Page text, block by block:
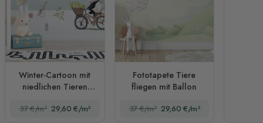
Winter-Cartoon mit
niedlichen Tieren
37 €/m² 29,60 €/m²
Fototapete Tiere
fliegen mit Ballon
37 €/m² 29,60 €/m²